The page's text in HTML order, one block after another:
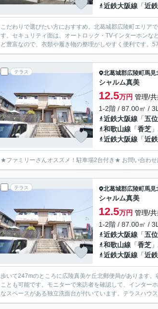
近鉄大阪線 「近
こだわりで選びたい方におすすめ。北葛城郡広陵町エリア
す。セキュリティ面は、オートロック・TVインターホン
ど豊富なので、衣類や履き物の整理がしやすく便利です。
テラス 北葛城郡広陵町馬見
シャルム真美
12.5万円 管理/
1-2階 / 87.00㎡ /
近鉄大阪線 「五
和歌山線 「香芝
近鉄大阪線 「近
★ファミリーさんオススメ！駐車場2台付き★ お問い合わ
テラス 北葛城郡広陵町馬見
シャルム真美
12.5万円 管理/
1-2階 / 87.00㎡ /
近鉄大阪線 「五
和歌山線 「香芝
近鉄大阪線 「近
歩いて247mのところに広陵真美ケ丘北郵便局があります
ことも可能です。モニターで来訪者を確認して、インター
なスペースがある独立洗面台が付いています。テラスハウ